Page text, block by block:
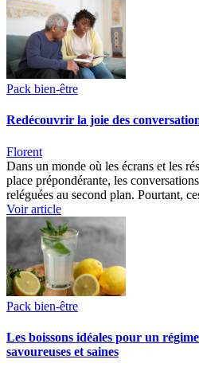
Pack bien-être
Redécouvrir la joie des
Florent
Dans un monde où les écrans et les
place prépondérante, les
reléguées au second plan. Pourtant,
Voir article
Pack bien-être
Les boissons idéales pour un
savoureuses et saines